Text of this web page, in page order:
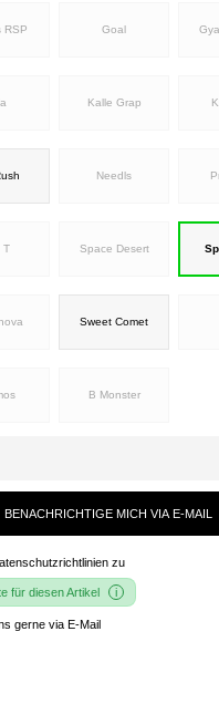
RSP Goal
Kalle Grap
Needls
T Space Desert
Sweet Comet
B Monster
BENACHRICHTIGE MICH VIA E-MAIL
zu
für diesen Artikel
gerne via E-Mail